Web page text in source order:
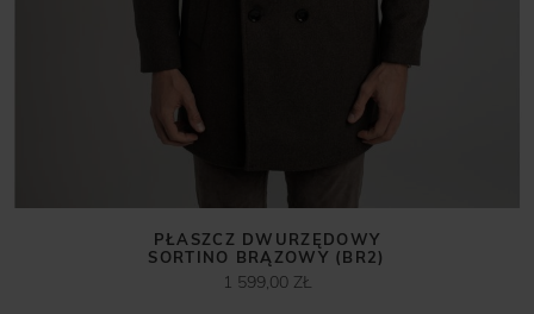
PŁASZCZ DWURZĘDOWY
SORTINO BRĄZOWY (BR2)
1 599,00 ZŁ